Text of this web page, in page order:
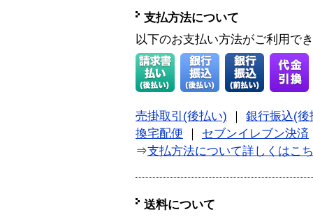
支払方法について
以下のお支払い方法がご利用で
売掛取引(後払い)
銀行振込(後
換宅配便
セブンイレブン決済
⇒支払方法について詳しくはこ
送料について